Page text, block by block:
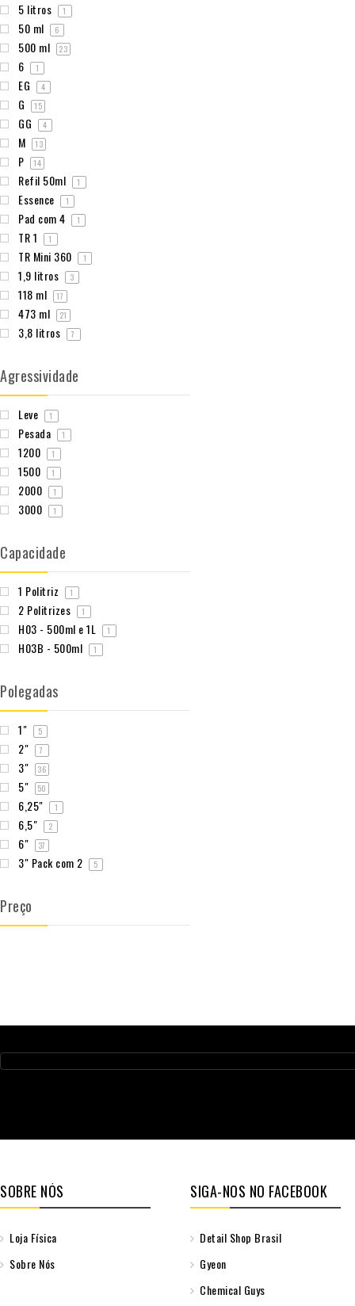
5 litros 1
50 ml 6
500 ml 23
6 1
EG 4
G 15
GG 4
M 13
P 14
Refil 50ml 1
Essence 1
Pad com 4 1
TR 1 1
TR Mini 360 1
1,9 litros 3
118 ml 17
473 ml 21
3,8 litros 7
Agressividade
Leve 1
Pesada 1
1200 1
1500 1
2000 1
3000 1
Capacidade
1 Politriz 1
2 Politrizes 1
H03 - 500ml e 1L 1
H03B - 500ml 1
Polegadas
1" 5
2" 7
3" 36
5" 50
6,25" 1
6,5" 2
6" 37
3" Pack com 2 5
Preço
SOBRE NÓS
Loja Física
Sobre Nós
SIGA-NOS NO FACEBOOK
Detail Shop Brasil
Gyeon
Chemical Guys